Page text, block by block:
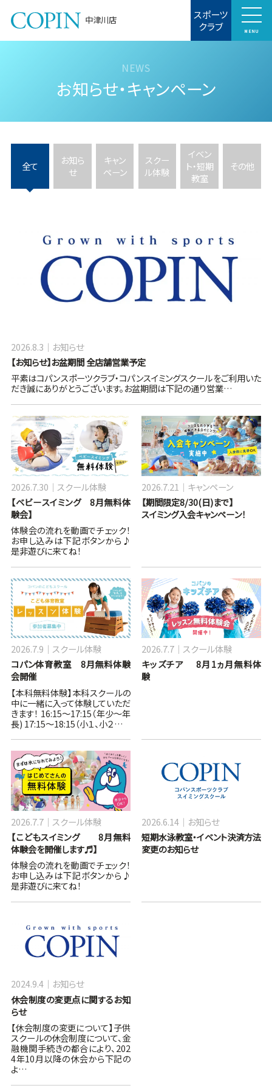
中津川店 スポーツ
クラブ MENU
お知らせ・キャンペーン
全て
お知ら
せ
キャン
ペーン
スクー
ル体験
イベン
ト・短期
教室
その他
【お知らせ】お盆期間 全店舗営業予定
2026.8.3 お知らせ
平素はコパンスポーツクラブ・コパンスイミングスクールをご利用いた
だき誠にありがとうございます。お盆期間は下記の通り営業…
【ベビースイミング 8月無料体
験会】
2026.7.30 スクール体験
体験会の流れを動画でチェック！
お申し込みは下記ボタンから♪
是非遊びに来てね！
【期間限定8/30(日)まで】
スイミング入会キャンペーン！
2026.7.21 キャンペーン
コパン体育教室 8月無料体験
会開催
2026.7.9 スクール体験
【本科無料体験】本科スクールの
中に一緒に入って体験していただ
きます！ 16:15～17:15（年少～年
長) 17:15～18:15（小１、小２…
キッズチア 8月1ヵ月無料体
験
2026.7.7 スクール体験
【こどもスイミング 8月無料
体験会を開催します♬】
2026.7.7 スクール体験
体験会の流れを動画でチェック！
お申し込みは下記ボタンから♪
是非遊びに来てね！
短期水泳教室・イベント決済方法
変更のお知らせ
2026.6.14 お知らせ
休会制度の変更点に関するお知
らせ
2024.9.4 お知らせ
【休会制度の変更について】子供
スクールの休会制度について、金
融機関手続きの都合により、202
4年10月以降の休会から下記の
よ…